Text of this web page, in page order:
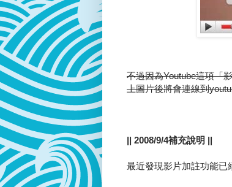
不過因為Youtube這項「
上圖片後將會連線到
|| 2008/9/4補充說明 ||
最近發現影片加註功能已